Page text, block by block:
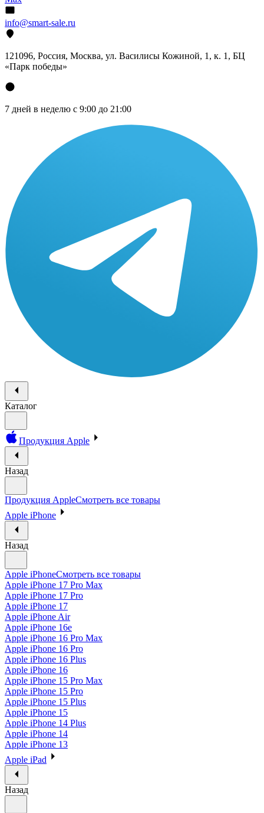
info@smart-sale.ru
121096, Россия, Москва, ул. Василисы Кожиной, 1, к. 1, БЦ
«Парк победы»
7 дней в неделю с 9:00 до 21:00
Каталог
Продукция Apple
Назад
Продукция AppleСмотреть все товары
Apple iPhone
Назад
Apple iPhoneСмотреть все товары
Apple iPhone 17 Pro Max
Apple iPhone 17 Pro
Apple iPhone 17
Apple iPhone Air
Apple iPhone 16e
Apple iPhone 16 Pro Max
Apple iPhone 16 Pro
Apple iPhone 16 Plus
Apple iPhone 16
Apple iPhone 15 Pro Max
Apple iPhone 15 Pro
Apple iPhone 15 Plus
Apple iPhone 15
Apple iPhone 14 Plus
Apple iPhone 14
Apple iPhone 13
Apple iPad
Назад